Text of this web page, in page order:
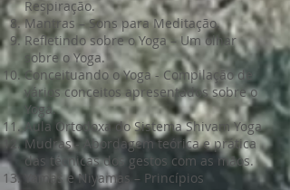
Respiração.
Mantras – Sons para Meditação.
Refletindo sobre o Yoga – Um olhar
sobre o Yoga.
Conceituando o Yoga - Compilação de
vários conceitos apresentados sobre o
Yoga.
Aula Ortodoxa do Sistema Shivam Yoga
Mudras - Abordagem teórica e prática
das técnicas dos gestos com as mãos.
Yamas e Niyamas – Princípios